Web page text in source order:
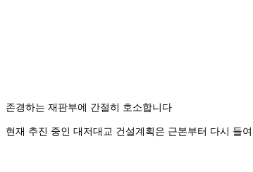
존경하는 재판부에 간절히 호소합니다
현재 추진 중인 대저대교 건설계획은 근본부터 다시 들